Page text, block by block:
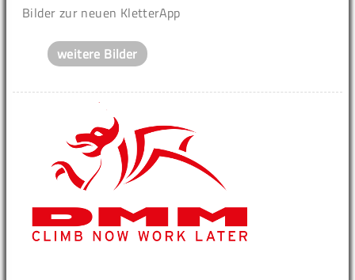
Bilder zur neuen KletterApp
weitere Bilder